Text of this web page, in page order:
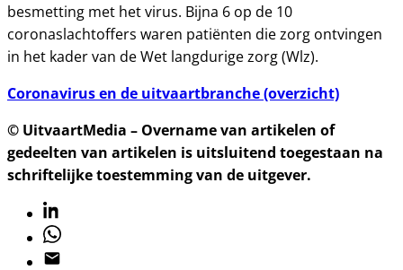
besmetting met het virus. Bijna 6 op de 10
coronaslachtoffers waren patiënten die zorg ontvingen
in het kader van de Wet langdurige zorg (Wlz).
Coronavirus en de uitvaartbranche (overzicht)
© UitvaartMedia – Overname van artikelen of
gedeelten van artikelen is uitsluitend toegestaan na
schriftelijke toestemming van de uitgever.
Linkedin
Whatsapp
Email